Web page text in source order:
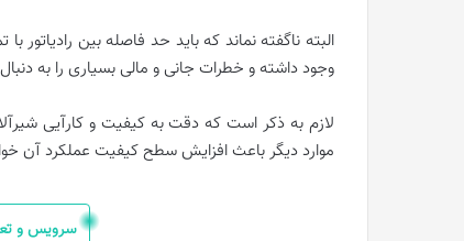
البته ناگفته نماند که باید حد فاصله بین
وجود داشته و خطرات جانی و مالی بسیاری را به
لازم به ذکر است که دقت به کیفیت و کارآیی
موارد دیگر باعث افزایش سطح کیفیت عملکرد آن
سرویس و